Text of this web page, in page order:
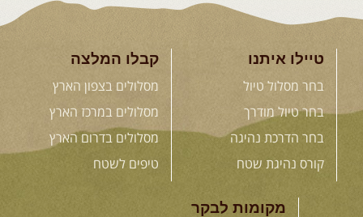
טיילו איתנו
בחר מסלול טיול
בחר טיול מודרך
בחר הדרכת נהיגה
קורס נהיגת שטח
קבלו המלצה
מסלולים בצפון הארץ
מסלולים במרכז הארץ
מסלולים בדרום הארץ
טיפים לשטח
מקומות לבקר